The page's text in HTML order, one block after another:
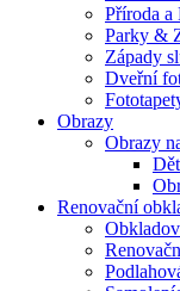
Příroda
Parky &
Západy
Dveřní
Obrazy
Obrazy
Renovační